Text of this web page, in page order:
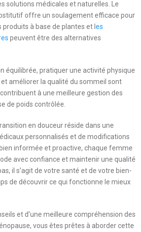
solutions médicales et naturelles. Le
offre un soulagement efficace pour
à base de plantes et l es
peuvent être des alternatives
équilibrée, pratiquer une activité physique
améliorer la qualité du sommeil sont
à une meilleure gestion des
de poids contrôlée.
en douceur réside dans une
personnalisés et de modifications
informée et proactive, chaque femme
avec confiance et maintenir une qualité
il s’agit de votre santé et de votre bien-
de découvrir ce qui fonctionne le mieux
et d’une meilleure compréhension des
vous êtes prêtes à aborder cette